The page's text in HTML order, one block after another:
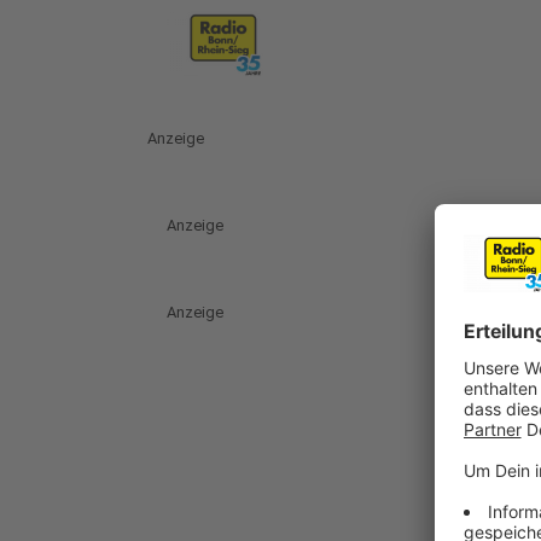
Anzeige
Anzeige
Anzeige